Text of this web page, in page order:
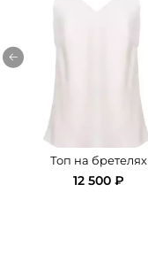
Топ на бретелях
12 500 ₽